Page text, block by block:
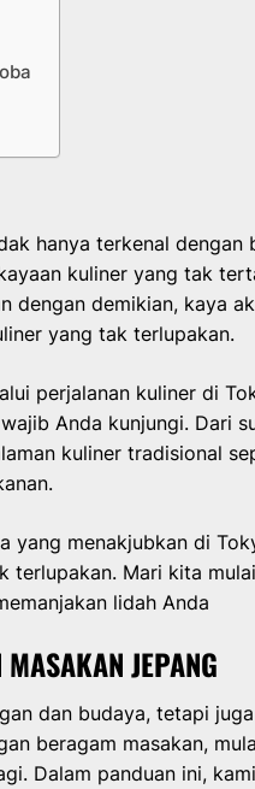
hanya terkenal dengan
kuliner yang tak
dengan demikian, kaya
yang tak terlupakan.
perjalanan kuliner di
Anda kunjungi. Dari
kuliner tradisional
yang menakjubkan di
terlupakan. Mari kita
lidah Anda
JEPANG
dan budaya, tetapi
beragam masakan,
Dalam panduan ini,